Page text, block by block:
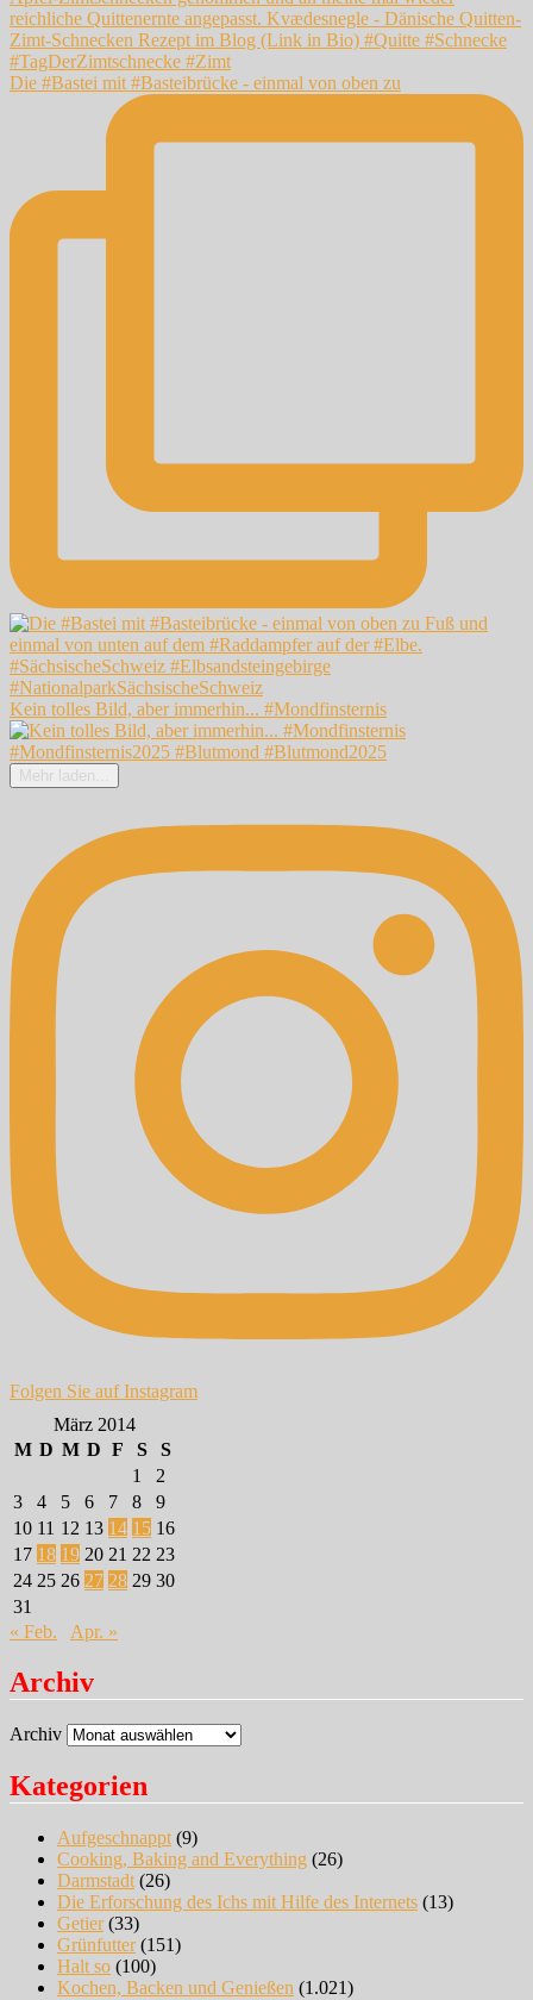
Die #Bastei mit #Basteibrücke - einmal von oben zu
Kein tolles Bild, aber immerhin... #Mondfinsternis
Mehr laden...
Folgen Sie auf Instagram
März 2014
M D M D F S
S
1
2
3
4 5 6 7 8
9
10 11 12 13 14 15 16
17 18 19 20 21 22 23
24 25 26 27 28 29 30
31
« Feb.
Apr. »
Archiv
Archiv
Kategorien
Aufgeschnappt (9)
Cooking, Baking and Everything (26)
Darmstadt (26)
Die Erforschung des Ichs mit Hilfe des Internets (13)
Getier(33)
Grünfutter(151)
Halt so (100)
Kochen, Backen und Genießen (1.021)